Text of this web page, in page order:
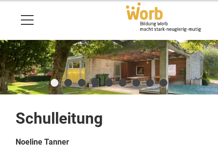
Schulleitung
Noeline Tanner